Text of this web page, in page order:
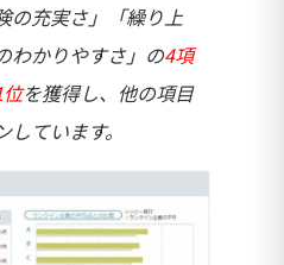
の充実さ」「繰り上
わかりやすさ」の4項
を獲得し、他の項目
ています。